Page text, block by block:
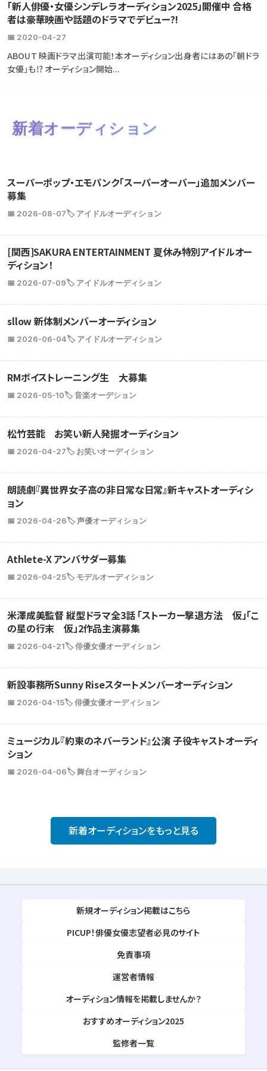
「新人俳優・女優シンデレラオーディション2025」開催中 合格
者は豪華映画や話題のドラマでデビュー?!
📅 2020-04-27
ABOUT 映画ドラマ出演可能！本オーディション出身者にはあの「朝ドラ
女優」も⁉ オーディション開始...
新着オーディション
スーパーポップ・エモパンク「スーパーオーバー」追加メンバー
募集
📅 2026-08-07🏷️ アイドルオーディション
[関西]SAKURA ENTERTAINMENT 夏休み特別アイドルオー
ディション！
📅 2026-07-09🏷️ アイドルオーディション
sllow 新体制メンバーオーディション
📅 2026-06-04🏷️ アイドルオーディション
RMボイストレーニング生 大募集
📅 2026-05-10🏷️ 音楽オーデション
松竹芸能 お笑い新人発掘オーディション
📅 2026-04-27🏷️ お笑いオーディション
朗読劇『異世界女子高の非日常な日常』新キャストオーディシ
ョン
📅 2026-04-26🏷️ 声優オーディション
Athlete-X アンバサダー募集
📅 2026-04-25🏷️ モデルオーディション
米澤成美監督 縦型ドラマ全3話 「ストーカー撃退方法 仮」「こ
の星の行末 仮」2作品主演募集
📅 2026-04-21🏷️ 俳優女優オーディション
新設事務所Sunny Riseスタートメンバーオーディション
📅 2026-04-15🏷️ 俳優女優オーディション
ミュージカル『約束のネバーランド』公演 子役キャストオーディ
ション
📅 2026-04-06🏷️ 舞台オーディション
新着オーディションをもっと見る
新規オーディション掲載はこちら
PICUP！俳優女優志望者必見のサイト
免責事項
運営者情報
オーディション情報を掲載しませんか？
おすすめオーディション2025
監修者一覧